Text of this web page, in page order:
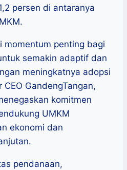
persen di antaranya
momentum penting bagi
semakin adaptif dan
meningkatnya adopsi
GandengTangan,
komitmen
UMKM
ekonomi dan
pendanaan,